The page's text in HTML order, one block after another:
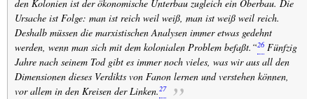
den Kolonien ist der ökonomische Unterbau zugleich ein Oberbau. Die
Ursache ist Folge: man ist reich weil weiß, man ist weiß weil reich.
Deshalb müssen die marxistischen Analysen immer etwas gedehnt
werden, wenn man sich mit dem kolonialen Problem befaßt.“26Fünfzig
Jahre nach seinem Tod gibt es immer noch vieles, was wir aus all den
Dimensionen dieses Verdikts von Fanon lernen und verstehen können,
vor allem in den Kreisen der Linken. 27